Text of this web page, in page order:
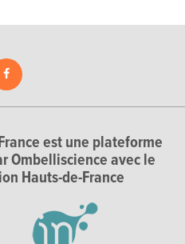
est une plateforme
Ombelliscience avec le
Hauts-de-France